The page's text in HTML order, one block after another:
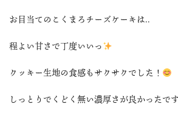
お目当てのこくまろチーズケーキは..
程よい甘さで丁度いいっ
クッキー生地の食感もサクサクでした！
しっとりでくどく無い濃厚さが良かったです